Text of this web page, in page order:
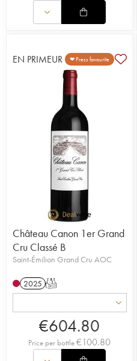
EN PRIMEUR ❤ Press favourite
Château Canon 1er Grand
Cru Classé B
Saint-Émilion Grand Cru AOC
2025 T
€604.80
Price per bottle€100.80